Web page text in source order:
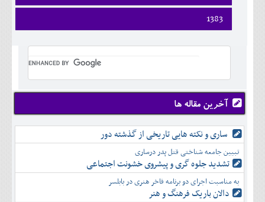
اسفند
دی
بهمن
آبان
آذر
دی
بهمن
شهريور
مهر
آبان
آذر
تير
مرداد
شهريور
مهر
دی
بهمن
اسفند
ارديبهشت
خرداد
تير
مرداد
آبان
آذر
دی
بهمن
اسفند
فروردين
ارديبهشت
خرداد
شهريور
مهر
آبان
آذر
دی
بهمن
اسفند
1383
فروردين
تير
مرداد
شهريور
مهر
آبان
آذر
دی
بهمن
اسفند
آخرین مقاله ها
ساری و نکته هایی تاریخی از گذشته دور
تبیین جامعه شناختی قتل پدر درساری
تشدید جلوه‌ گری و پیشروی خشونت اجتماعی
به مناسبت اجرای دو برنامه فاخر هنری در بابلسر
دالان باریک فرهنگ و هنر